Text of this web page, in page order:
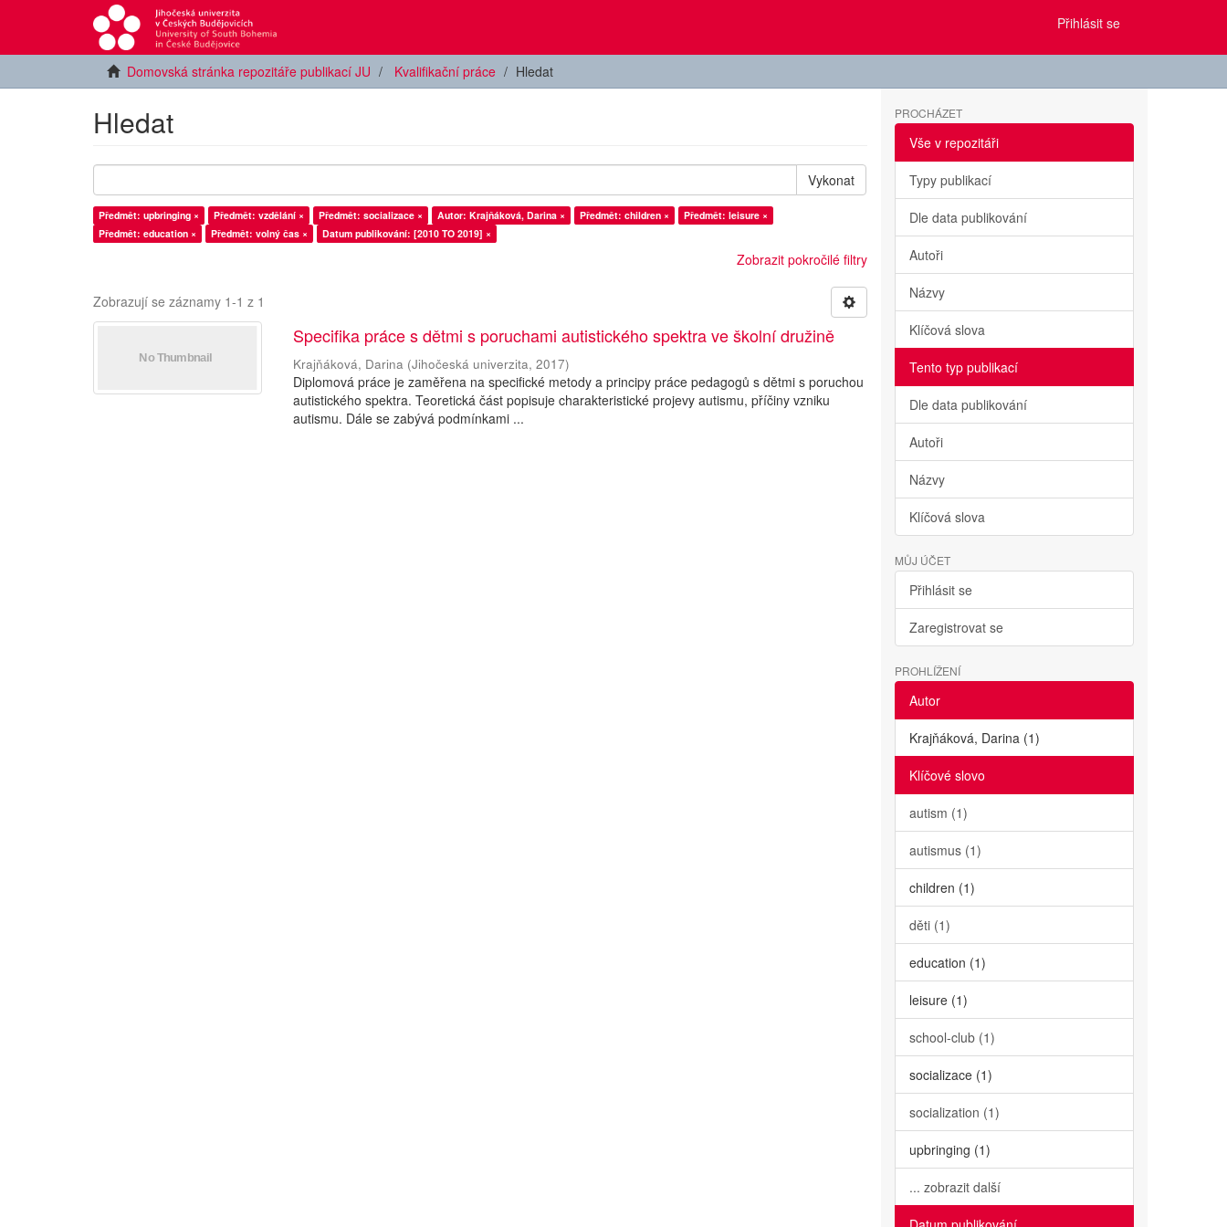
Přihlásit se
Domovská stránka repozitáře publikací JU Kvalifikační práce Hledat
Hledat
Vykonat
Předmět: upbringing × Předmět: vzdělání × Předmět: socializace × Autor: Krajňáková, Darina × Předmět: children ×
Předmět: leisure ×
Předmět: education ×
Předmět: volný čas × Datum publikování: [2010 TO 2019] ×
Zobrazit pokročilé filtry
Zobrazují se záznamy 1-1 z 1
Specifika práce s dětmi s poruchami autistického spektra ve školní družině
Krajňáková, Darina (Jihočeská univerzita,2017)
Diplomová práce je zaměřena na specifické metody a principy práce pedagogů s dětmi s poruchou
autistického spektra. Teoretická část popisuje charakteristické projevy autismu, příčiny vzniku
autismu. Dále se zabývá podmínkami ...
PROCHÁZET
Vše v repozitáři
Typy publikací
Dle data publikování
Autoři
Názvy
Klíčová slova
Tento typ publikací
Dle data publikování
Autoři
Názvy
Klíčová slova
MŮJ ÚČET
Přihlásit se
Zaregistrovat se
PROHLÍŽENÍ
Autor
Krajňáková, Darina (1)
Klíčové slovo
autism (1)
autismus (1)
children (1)
děti (1)
education (1)
leisure (1)
school-club (1)
socializace (1)
socialization (1)
upbringing (1)
... zobrazit další